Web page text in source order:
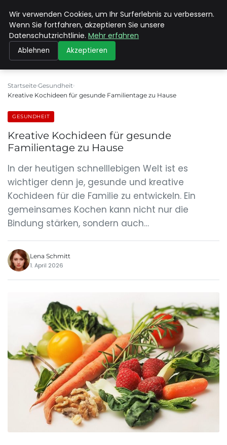
MAX NEUKIRCHNER
Startseite Gesundheit
Kreative Kochideen für gesunde Familientage zu Hause
GESUNDHEIT
Kreative Kochideen für gesunde
Familientage zu Hause
In der heutigen schnelllebigen Welt ist es
wichtiger denn je, gesunde und kreative
Kochideen für die Familie zu entwickeln. Ein
gemeinsames Kochen kann nicht nur die
Bindung stärken, sondern auch…
Lena Schmitt
1. April 2026
Wir verwenden Cookies, um Ihr Surferlebnis zu verbessern.
Wenn Sie fortfahren, akzeptieren Sie unsere
Datenschutzrichtlinie. Mehr erfahren
Ablehnen Akzeptieren